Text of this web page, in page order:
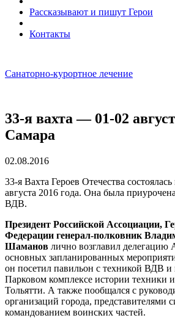
Рассказывают и пишут Герои
Контакты
Санаторно-курортное лечение
33-я вахта — 01-02
Самара
02.08.2016
33-я Вахта Героев Отечества
августа 2016 года. Она была
ВДВ.
Президент Российской Ассоциации,
Федерации генерал-полковник
Шаманов лично возглавил делегацию
основных запланированных
он посетил павильон с техникой ВДВ
Парковом комплексе истории техники
Тольятти. А также пообщался с
организаций города, представителями
командованием воинских частей.